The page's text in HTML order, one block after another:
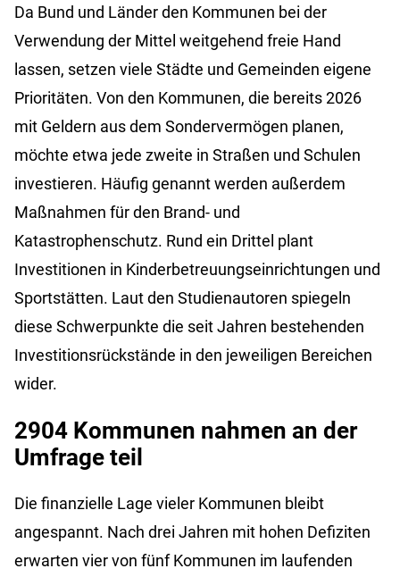
Da Bund und Länder den Kommunen bei der
Verwendung der Mittel weitgehend freie Hand
lassen, setzen viele Städte und Gemeinden eigene
Prioritäten. Von den Kommunen, die bereits 2026
mit Geldern aus dem Sondervermögen planen,
möchte etwa jede zweite in Straßen und Schulen
investieren. Häufig genannt werden außerdem
Maßnahmen für den Brand- und
Katastrophenschutz. Rund ein Drittel plant
Investitionen in Kinderbetreuungseinrichtungen und
Sportstätten. Laut den Studienautoren spiegeln
diese Schwerpunkte die seit Jahren bestehenden
Investitionsrückstände in den jeweiligen Bereichen
wider.
2904 Kommunen nahmen an der
Umfrage teil
Die finanzielle Lage vieler Kommunen bleibt
angespannt. Nach drei Jahren mit hohen Defiziten
erwarten vier von fünf Kommunen im laufenden